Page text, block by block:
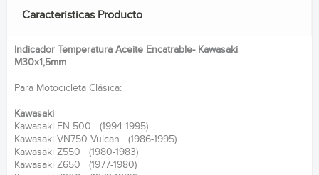
Caracteristicas Producto
Indicador Temperatura Aceite Encatrable- Kawasaki
M30x1,5mm
Para Motocicleta Clásica:
Kawasaki
Kawasaki EN 500 (1994-1995)
Kawasaki VN750 Vulcan (1986-1995)
Kawasaki Z550 (1980-1983)
Kawasaki Z650 (1977-1980)